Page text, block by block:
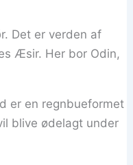
Det er verden af
Æsir. Her bor Odin,
er en regnbueformet
blive ødelagt under